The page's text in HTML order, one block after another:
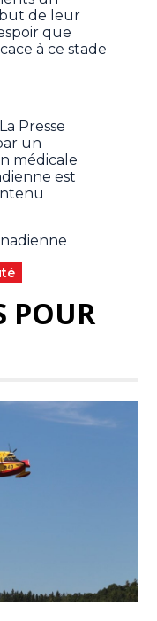
de leur
que
à ce stade
Presse
un
médicale
est
POUR